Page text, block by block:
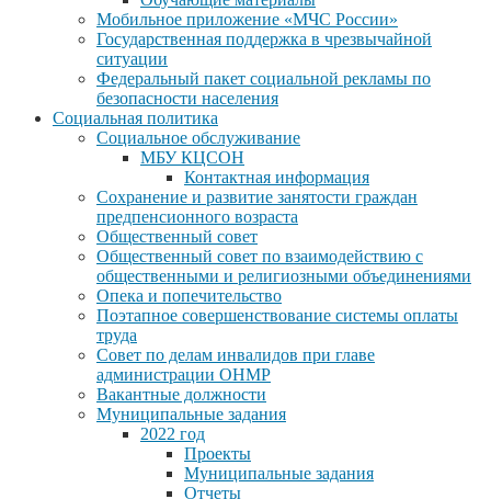
Мобильное приложение «МЧС России»
Государственная поддержка в чрезвычайной
ситуации
Федеральный пакет социальной рекламы по
безопасности населения
Социальная политика
Социальное обслуживание
МБУ КЦСОН
Контактная информация
Сохранение и развитие занятости граждан
предпенсионного возраста
Общественный совет
Общественный совет по взаимодействию с
общественными и религиозными объединениями
Опека и попечительство
Поэтапное совершенствование системы оплаты
труда
Совет по делам инвалидов при главе
администрации ОНМР
Вакантные должности
Муниципальные задания
2022 год
Проекты
Муниципальные задания
Отчеты